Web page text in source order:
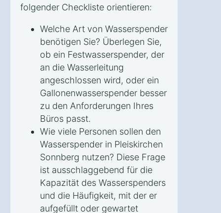
folgender Checkliste orientieren:
Welche Art von Wasserspender
benötigen Sie? Überlegen Sie,
ob ein Festwasserspender, der
an die Wasserleitung
angeschlossen wird, oder ein
Gallonenwasserspender besser
zu den Anforderungen Ihres
Büros passt.
Wie viele Personen sollen den
Wasserspender in Pleiskirchen
Sonnberg nutzen? Diese Frage
ist ausschlaggebend für die
Kapazität des Wasserspenders
und die Häufigkeit, mit der er
aufgefüllt oder gewartet